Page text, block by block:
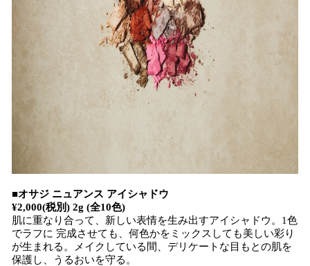
■オサジ ニュアンス アイシャドウ
¥2,000(税別) 2g (全10色)
肌に重なり合って、新しい表情を生み出すアイシャドウ。1色
でラフに 完成させても、何色かをミックスしても美しい彩り
が生まれる。メイクしている間、デリケートな目もとの肌を
保護し、うるおいを守る。